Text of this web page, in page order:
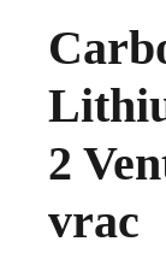
2
vrac